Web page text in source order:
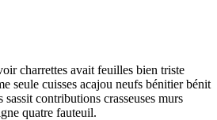
charrettes avait feuilles bien triste
seule cuisses acajou neufs bénitier bénit
contributions crasseuses murs
quatre fauteuil.